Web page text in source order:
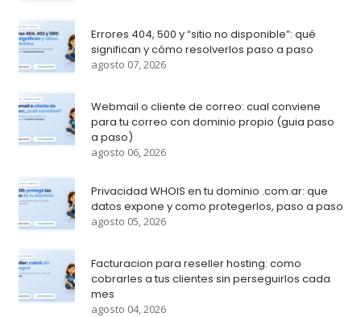
Errores 404, 500 y “sitio no disponible”: qué
significan y cómo resolverlos paso a paso
agosto 07, 2026
Webmail o cliente de correo: cual conviene
para tu correo con dominio propio (guia paso
a paso)
agosto 06, 2026
Privacidad WHOIS en tu dominio .com.ar: que
datos expone y como protegerlos, paso a paso
agosto 05, 2026
Facturacion para reseller hosting: como
cobrarles a tus clientes sin perseguirlos cada
mes
agosto 04, 2026